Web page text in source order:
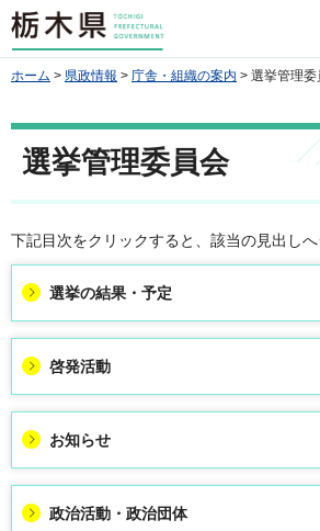
栃木県
ホーム > 県政情報 > 庁舎・組織の案内 > 選挙管理委
選挙管理委員会
下記目次をクリックすると、該当の見出しへ
選挙の結果・予定
啓発活動
お知らせ
政治活動・政治団体